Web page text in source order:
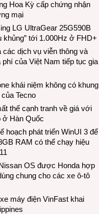
Hoa Kỳ cấp chứng nhận
mại
LG UltraGear 25G590B
khủng” tới 1.000Hz ở FHD+
các dịch vụ viễn thông và
phí của Việt Nam tiếp tục gia
khái niệm không có khung
Tecno
thế cạnh tranh về giá với
ở Hàn Quốc
hoạch phát triển WinUI 3 để
RAM có thể chạy hiệu
OS được Honda hợp
chung cho các xe ô-tô
máy điện VinFast khai